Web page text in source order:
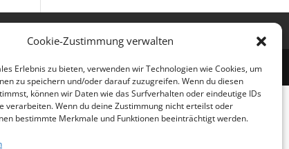
Cookie-Zustimmung verwalten
Erlebnis zu bieten, verwenden wir Technologien wie Cookies, um
zu speichern und/oder darauf zuzugreifen. Wenn du diesen
können wir Daten wie das Surfverhalten oder eindeutige IDs
verarbeiten. Wenn du deine Zustimmung nicht erteilst oder
bestimmte Merkmale und Funktionen beeinträchtigt werden.